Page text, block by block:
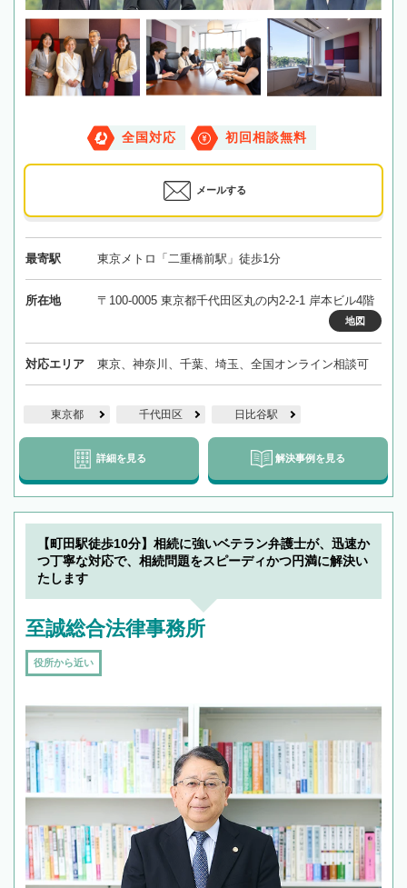
全国対応 初回相談無料
メールする
最寄駅 東京メトロ「二重橋前駅」徒歩1分
所在地 〒100-0005 東京都千代田区丸の内2-2-1 岸本ビル4階
地図
対応エリア 東京、神奈川、千葉、埼玉、全国オンライン相談可
東京都 千代田区 日比谷駅
詳細を見る 解決事例を見る
【町田駅徒歩10分】相続に強いベテラン弁護士が、迅速か
つ丁寧な対応で、相続問題をスピーディかつ円満に解決い
たします
至誠総合法律事務所
役所から近い